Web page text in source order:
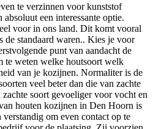
te verzinnen voor kunststof
absoluut een interessante optie.
voor in ons land. Dit komt vooral
de standaard waren.. Kies je voor
punt van aandacht de
te weten welke houtsoort welk
van je kozijnen. Normaliter is de
veel beter dan die van zachte
soort gevoeliger voor vocht en
houten kozijnen in Den Hoorn is
om even contact op te